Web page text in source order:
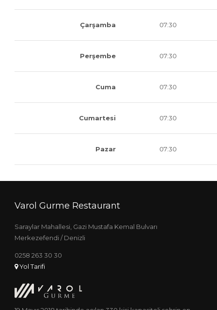
Çarşamba 07:30
Perşembe 07:30
Cuma 07:30
Cumartesi 07:30
Pazar 07:30
Varol Gurme Restaurant
Saraylar Mahallesi, Gazi Mustafa Kemal Bulvarı
Merkezefendi / Denizli
0258 263 30 30
Yol Tarifi